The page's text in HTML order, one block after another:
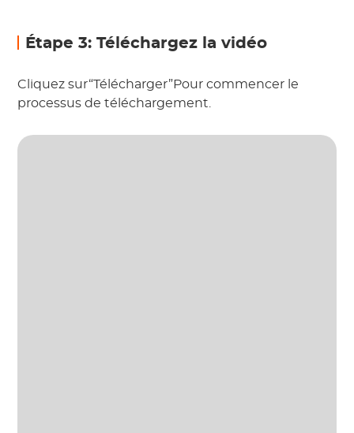
Étape 3: Téléchargez la vidéo
Cliquez sur“Télécharger”Pour commencer le
processus de téléchargement.